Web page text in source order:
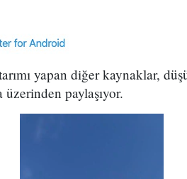
yapan diğer kaynaklar,
paylaşıyor.